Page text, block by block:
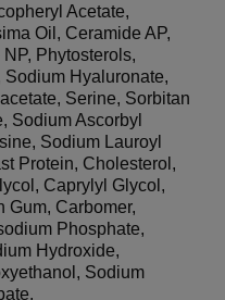
Acetate,
Oil, Ceramide AP,
Phytosterols,
Hyaluronate,
Serine, Sorbitan
Sodium Ascorbyl
Sodium Lauroyl
Protein, Cholesterol,
Caprylyl Glycol,
Gum, Carbomer,
Phosphate,
Hydroxide,
Sodium